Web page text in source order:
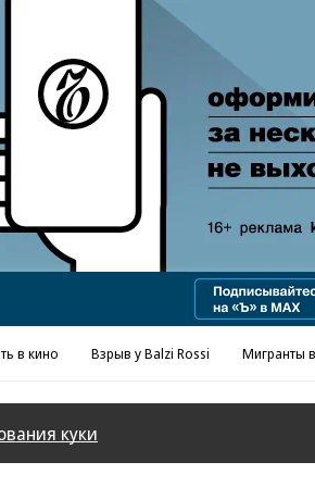
«Ъ» www.kommersant.ru/ad
в кино Взрыв у Balzi Rossi Мигранты
куки